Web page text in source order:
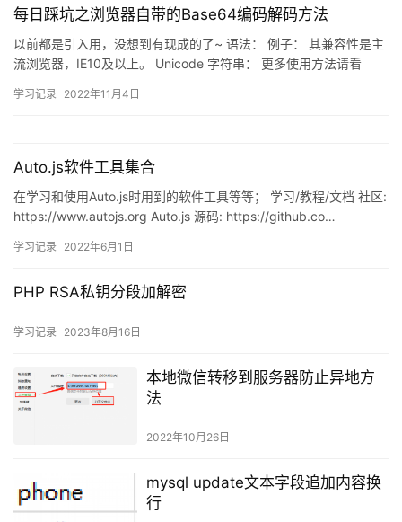
每日踩坑之浏览器自带的Base64编码解码方法
以前都是引入用，没想到有现成的了~ 语法： 例子： 其兼容性是主
流浏览器，IE10及以上。 Unicode 字符串： 更多使用方法请看
学习记录 2022年11月4日
Auto.js软件工具集合
在学习和使用Auto.js时用到的软件工具等等； 学习/教程/文档 社区:
https://www.autojs.org Auto.js 源码: https://github.co…
学习记录 2022年6月1日
PHP RSA私钥分段加解密
学习记录 2023年8月16日
本地微信转移到服务器防止异地方
法
2022年10月26日
mysql update文本字段追加内容换
行